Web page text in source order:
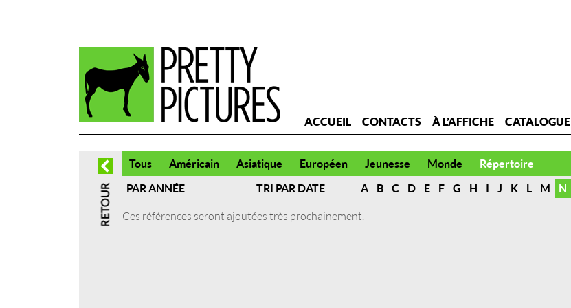
ACCUEIL CONTACTS À L’AFFICHE CATALOGUE
Tous Américain Asiatique Européen Jeunesse Monde
Répertoire
PAR ANNÉE
TRI PAR DATE A B C D E F G H I J K L M N
Ces références seront ajoutées très prochainement.